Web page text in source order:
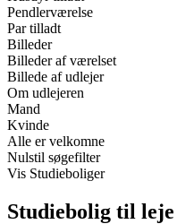
Pendlerværelse
Par tilladt
Billeder
Billeder af værelset
Billede af udlejer
Om udlejeren
Mand
Kvinde
Alle er velkomne
Nulstil søgefilter
Vis Studieboliger
Studiebolig til leje